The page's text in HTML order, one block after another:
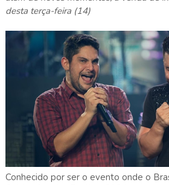
desta terça-feira (14)
Conhecido por ser o evento onde o